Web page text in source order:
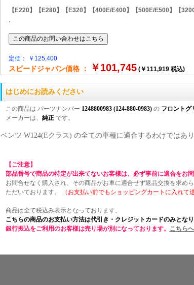
【E220】【E280】【E320】【400E/E400】【500E/E500】【
,
定価： ￥125,400
スピードジャパン価格 ： ￥101,745(￥111,919 税込)
はじめにお読みください
この商品は パーツナンバー 1248800983 (124-880-0983)の フロントグ
メーカーは、 純正です。
ベンツ W124(Eクラス) の全ての車種に適合するわけではあ
【ご注意】
部品番号で商品の特定が出来てないお客様は、必ず事前に適合をお問
お問合せなく購入され、その商品がお車に適合せず返品交換を求めら
ただいております。
（お支払い前でもショッピングカートに入れて
商品は全て税込み表示となっております。
こちらの商品のお支払い方法は代引き・クレジットカードのみとなり
銀行振込をご利用のお客様は売り場が別になっております。 こちらへ